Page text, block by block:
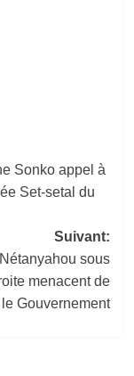
Sonko appel à
Set-setal du
Suivant:
sous
menacent de
Gouvernement